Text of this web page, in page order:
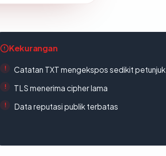
Kekurangan
Catatan TXT mengekspos sedikit petunjuk
TLS menerima cipher lama
Data reputasi publik terbatas